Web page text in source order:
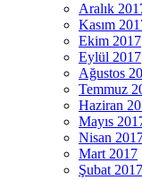
Aralık
Kasım
Ekim 2017
Eylül 2017
Ağustos
Temmuz
Haziran
Mayıs
Nisan
Mart 2017
Şubat 2017